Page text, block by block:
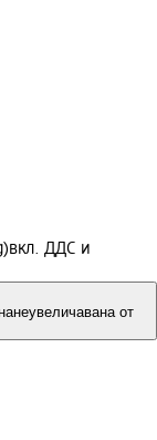
вкл. ДДС и
неувеличавана от